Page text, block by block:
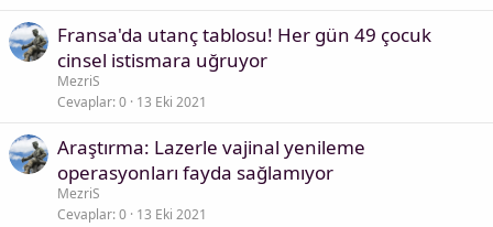
Fransa'da utanç tablosu! Her gün 49 çocuk
cinsel istismara uğruyor
MezriS
Cevaplar 0 13 Eki 2021
Araştırma: Lazerle vajinal yenileme
operasyonları fayda sağlamıyor
MezriS
Cevaplar 0 13 Eki 2021